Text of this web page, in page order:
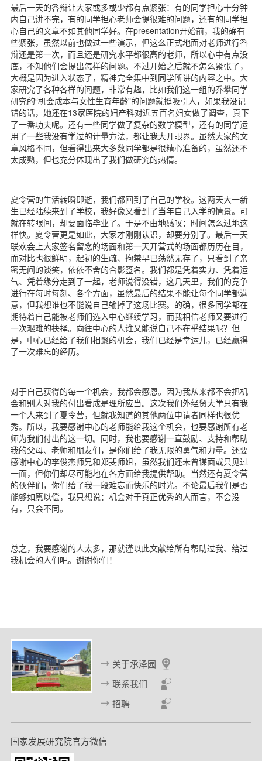
最后一天的答辩让大家或多或少都有点紧张：有的同学担心十分钟
内自己讲不完，有的同学担心老师会提很难的问题，还有的同学担
心自己的文章不如其他同学好。在presentation开始前，我的确有
些紧张，虽然以前也做过一些演示，但这么正式地面对老师进行答
辩还是第一次，而且还是研究水平都很高的老师，所以心中有点没
底，不知他们会提出怎样的问题。不过开始之后就不怎么紧张了，
大概是因为进入状态了，精神完全集中到同学所讲的内容之中。大
家研究了各种各样的问题，非常有趣，比如我们这一组的乔攀同学
研究的“机会成本与女性生育年龄”的问题就挺吸引人，如果我没记
错的话，她还在13家医院的妇产科对近五百名妇女做了调查，真下
了一番功夫呢。还有一些同学做了复杂的数学模型，还有的同学运
用了一些我没有学过的计量方法，都让我大开眼界。虽然大家的文
章风格不同，但看得出来大多数同学都是很精心准备的，虽然还不
太成熟，但也充分体现出了我们做研究的热情。
夏令营的生活转瞬即逝，我们都回到了自己的学校。这两天大一新
生已经陆续来到了学校，我好像又看到了当年自己入学的情景。可
就在转眼间，却要面临毕业了。于是不由地感叹：时间怎么过地这
样快。夏令营更是如此，大家才刚刚认识，却要分别了。最后一天
联欢会上大家签名留念的场面和第一天开营式的场面都历历在目，
而对比也很鲜明，起初的生疏、拘禁早已荡然无存了，只看到了亲
密无间的谈笑，依依不舍的合影签名。我们都是凭着实力、凭着运
气、凭着缘分走到了一起，老师说得没错，这几天里，我们的竞争
进行在每时每刻、各个方面，虽然最后的结果不能让每个同学都满
意，但我想谁也不能说自己输掉了这场比赛。的确，很多同学都在
期待着自己能被老师们选入中心继续学习，而我相信老师又要进行
一次艰难的抉择。向往中心的人谁又能说自己不在乎结果呢？但
是，中心已经给了我们相聚的机会，我们已经是幸运儿，已经赢得
了一次难忘的经历。
对于自己获得的每一个机会，我都会感恩。因为我从来都不会把机
会和别人对我的付出看成是理所应当。这次我们外经贸大学只有我
一个人来到了夏令营，但就我知道的其他两位申请者同样也很优
秀。所以，我要感谢中心的老师能给我这个机会，也要感谢所有老
师为我们付出的这一切。同时，我也要感谢一直鼓励、支持和帮助
我的父母、老师和朋友们，是你们给了我无限的勇气和力量。还要
感谢中心的李俊杰师兄和郑斐师姐，虽然我们还未曾谋面或只见过
一面，但你们却尽可能地在各方面给我提供帮助。当然还有夏令营
的伙伴们，你们给了我一段难忘而快乐的时光。不论最后我们是否
能够如愿以偿，我只想说：机会对于真正优秀的人而言，不会没
有，只会不同。
总之，我要感谢的人太多，那就谨以此文献给所有帮助过我、给过
我机会的人们吧。谢谢你们！
关于承泽园
联系我们
招聘
国家发展研究院官方微信